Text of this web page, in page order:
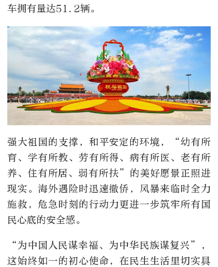
车拥有量达51.2辆。
强大祖国的支撑，和平安定的环境，“幼有所
育、学有所教、劳有所得、病有所医、老有所
养、住有所居、弱有所扶”的美好愿景正照进
现实。海外遇险时迅速撤侨，风暴来临时全力
施救，危急时刻的行动力更进一步筑牢所有国
民心底的安全感。
“为中国人民谋幸福、为中华民族谋复兴”，
这始终如一的初心使命，在民生生活里切实具